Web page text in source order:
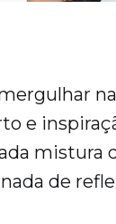
e
mistura
de